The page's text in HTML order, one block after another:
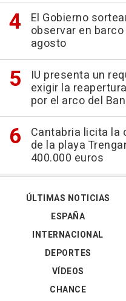
El Gobierno
observar en
agosto
IU presenta un
exigir la
por el arco del
Cantabria licita la
de la playa
400.000 euros
ÚLTIMAS NOTICIAS
ESPAÑA
INTERNACIONAL
DEPORTES
VÍDEOS
CHANCE